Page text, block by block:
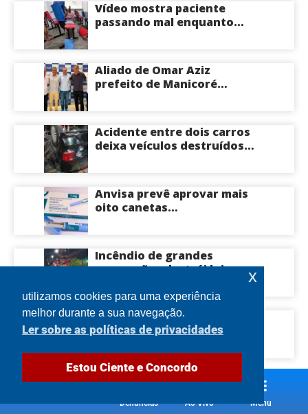
Vídeo mostra paciente
passando mal enquanto
Aliado de Omar Aziz
prefeito de Manicoré
Acidente entre dois carros
deixa veículos destruídos
Anvisa prevê aprovar mais
oito canetas
Incêndio de grandes
proporções destrói loja e
mobiliza bombeiros na Zona
Norte de Manaus
Homem é preso com drogas
e dinheiro durante ação na
Denúncias Ao Vivo Menu
utilizamos cookies para uma experiência
melhor durante a sua navegação.
Ler sobre as políticas de privacidades
Estou Ciente e Concordo
x